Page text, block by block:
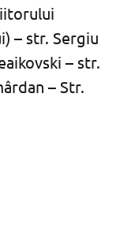
– str. Sergiu
– str.
– Str.